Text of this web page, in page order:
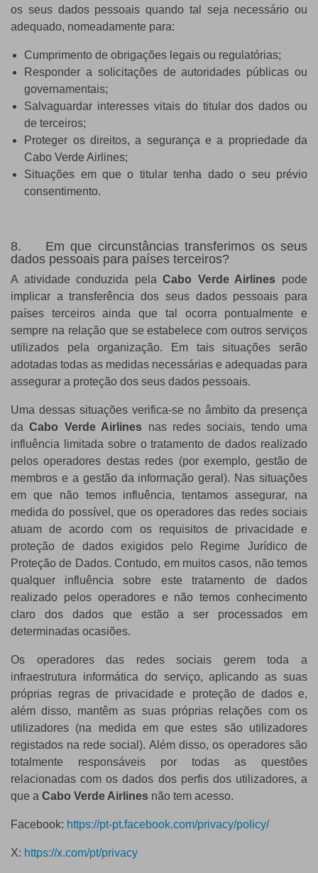
os seus dados pessoais quando tal seja necessário ou
adequado, nomeadamente para:
Cumprimento de obrigações legais ou regulatórias;
Responder a solicitações de autoridades públicas ou
governamentais;
Salvaguardar interesses vitais do titular dos dados ou
de terceiros;
Proteger os direitos, a segurança e a propriedade da
Cabo Verde Airlines;
Situações em que o titular tenha dado o seu prévio
consentimento.
8. Em que circunstâncias transferimos os seus
dados pessoais para países terceiros?
A atividade conduzida pelaCabo Verde Airlines pode
implicar a transferência dos seus dados pessoais para
países terceiros ainda que tal ocorra pontualmente e
sempre na relação que se estabelece com outros serviços
utilizados pela organização. Em tais situações serão
adotadas todas as medidas necessárias e adequadas para
assegurar a proteção dos seus dados pessoais.
Uma dessas situações verifica-se no âmbito da presença
daCabo Verde Airlines nas redes sociais, tendo uma
influência limitada sobre o tratamento de dados realizado
pelos operadores destas redes (por exemplo, gestão de
membros e a gestão da informação geral). Nas situações
em que não temos influência, tentamos assegurar, na
medida do possível, que os operadores das redes sociais
atuam de acordo com os requisitos de privacidade e
proteção de dados exigidos pelo Regime Jurídico de
Proteção de Dados. Contudo, em muitos casos, não temos
qualquer influência sobre este tratamento de dados
realizado pelos operadores e não temos conhecimento
claro dos dados que estão a ser processados em
determinadas ocasiões.
Os operadores das redes sociais gerem toda a
infraestrutura informática do serviço, aplicando as suas
próprias regras de privacidade e proteção de dados e,
além disso, mantêm as suas próprias relações com os
utilizadores (na medida em que estes são utilizadores
registados na rede social). Além disso, os operadores são
totalmente responsáveis por todas as questões
relacionadas com os dados dos perfis dos utilizadores, a
que a Cabo Verde Airlines não tem acesso.
Facebook: https://pt-pt.facebook.com/privacy/policy/
X: https://x.com/pt/privacy